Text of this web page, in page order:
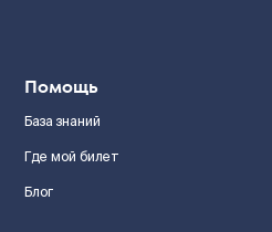
Помощь
База знаний
Где мой билет
Блог